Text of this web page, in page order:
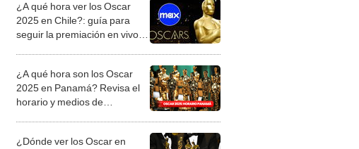
¿A qué hora ver los Oscar
2025 en Chile?: guía para
seguir la premiación en vivo
¿A qué hora son los Oscar
2025 en Panamá? Revisa el
horario y medios de
¿Dónde ver los Oscar en